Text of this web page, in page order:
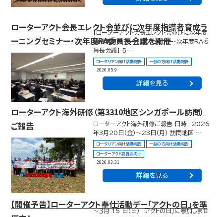
ローターアクト会長エレクト会並びに次年度指導者育成ラ
ーニングセミナー・次年度RA委員長会議を開催
【ローターアクト会長エレクト会並びに次年度
指導者育成ラーニングセミナー・次年度RA委
員長会議】 5…
ロータリアン向け活動報告 一般の方向け活動報告
2026.05.9
詳細を見る
ローターアクト海外研修（第3310地区シンガポール訪問）
ご報告
ローターアクト海外研修ご報告 日時 : 2026
年3月20日(金)〜23日(月) 訪問地区 …
ロータリアン向け活動報告 一般の方向け活動報告
ローターアクト委員会向け
2026.03.31
詳細を見る
【開催予告】ローターアクト奉仕活動デー「アクトの日」を準
～３月 15 日（日） 「アクトの日」に参加しませ